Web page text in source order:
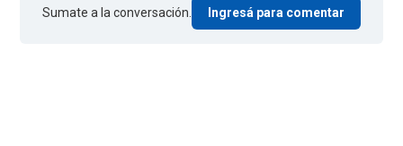
Sumate a la conversación. Ingresá para comentar